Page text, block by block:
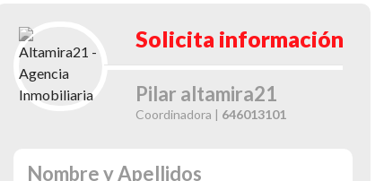
Solicita información
Pilar altamira21
Coordinadora | 646013101